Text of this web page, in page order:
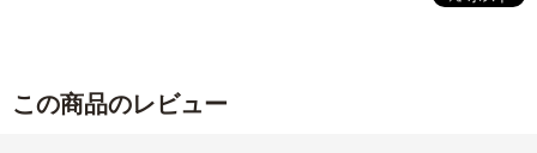
この商品のレビュー